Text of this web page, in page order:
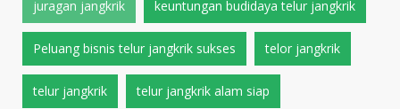
juragan jangkrik keuntungan budidaya telur jangkrik
Peluang bisnis telur jangkrik sukses telor jangkrik
telur jangkrik telur jangkrik alam siap